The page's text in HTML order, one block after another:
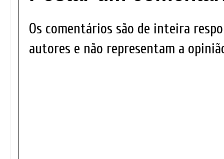
Os comentários são de inteira
autores e não representam a